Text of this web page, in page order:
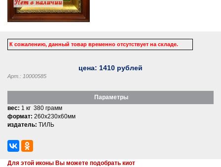
К сожалению, данный товар временно отсутствует на складе.
цена: 1410 рублей
Арт.: 10000585
Параметры
вес: 1 кг 380 грамм
формат: 260x230x60мм
издатель: ТИЛЬ
Для этой иконы Вы можете подобрать киот